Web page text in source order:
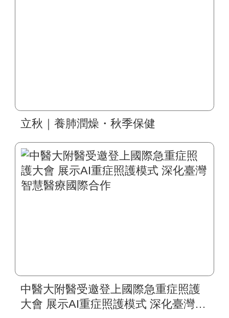
立秋｜養肺潤燥・秋季保健
中醫大附醫受邀登上國際急重症照護
大會 展示AI重症照護模式 深化臺灣智